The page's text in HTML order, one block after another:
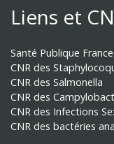
Liens et
Santé Publique France
CNR des
CNR des Salmonella
CNR des
CNR des Infections
CNR des bactéries